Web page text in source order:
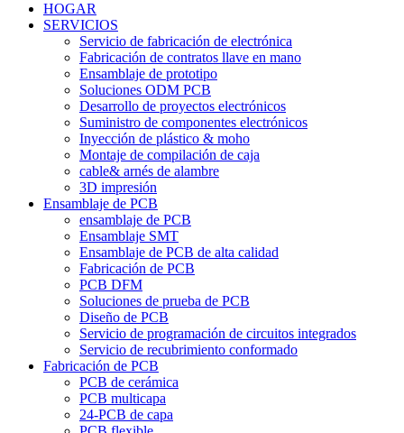
HOGAR
SERVICIOS
Servicio de fabricación de electrónica
Fabricación de contratos llave en mano
Ensamblaje de prototipo
Soluciones ODM PCB
Desarrollo de proyectos electrónicos
Suministro de componentes electrónicos
Inyección de plástico & moho
Montaje de compilación de caja
cable& arnés de alambre
3D impresión
Ensamblaje de PCB
ensamblaje de PCB
Ensamblaje SMT
Ensamblaje de PCB de alta calidad
Fabricación de PCB
PCB DFM
Soluciones de prueba de PCB
Diseño de PCB
Servicio de programación de circuitos integrados
Servicio de recubrimiento conformado
Fabricación de PCB
PCB de cerámica
PCB multicapa
24-PCB de capa